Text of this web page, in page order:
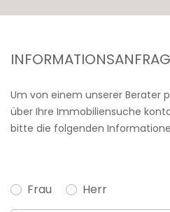
Um von einem unserer Berater
über Ihre Immobiliensuche
bitte die folgenden
Frau Herr